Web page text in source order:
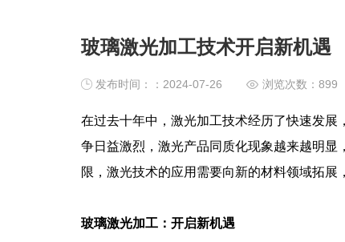
玻璃激光加工技术开启新机遇
发布时间：：2024-07-26 浏览次数： 899
在过去十年中，激光加工技术经历了快速发
争日益激烈，激光产品同质化现象越来越明
限，激光技术的应用需要向新的材料领域拓展
玻璃激光加工：开启新机遇